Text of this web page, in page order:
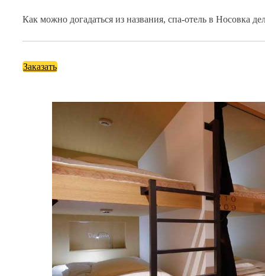
Как можно догадаться из названия, спа-отель в Носовка
Заказать